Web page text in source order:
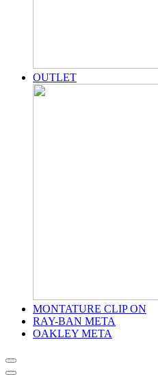
OUTLET
MONTATURE CLIP ON
RAY-BAN META
OAKLEY META